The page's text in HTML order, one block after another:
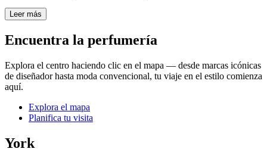
Leer más
Encuentra la perfumería
Explora el centro haciendo clic en el mapa — desde marcas icónicas
de diseñador hasta moda convencional, tu viaje en el estilo comienza
aquí.
Explora el mapa
Planifica tu visita
York